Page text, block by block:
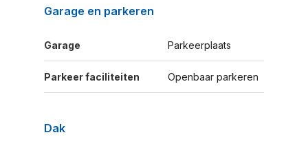
Garage en parkeren
Garage Parkeerplaats
Parkeer faciliteiten Openbaar parkeren
Dak